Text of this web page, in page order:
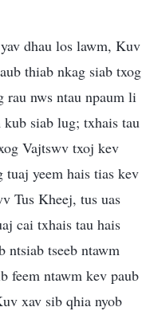
dhau los lawm, Kuv
thiab nkag siab txog
rau nws ntau npaum li
siab lug; txhais tau
Vajtswv txoj kev
yeem hais tias kev
Tus Kheej, tus uas
cai txhais tau hais
ntsiab tseeb ntawm
feem ntawm kev paub
xav sib qhia nyob